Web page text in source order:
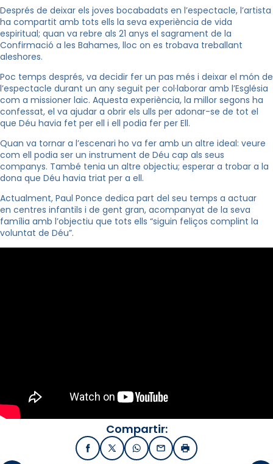
Després de deixar els joves bocabadats en l’espectacle, l’artista
ha compartit amb tots ells la seva experiència de vida
espiritual; quan va rebre als 21 anys el sagrament de la
Confirmació a les Bahames, lloc on es trobava treballant
aleshores.
Poc temps després, va decidir fer un pas més i deixar el món de
l’espectacle durant un any seguit per col·laborar amb l’Església
com a missioner laic. Aquesta experiència, la millor segons ha
confessat, el va ajudar a obrir els ulls per adonar-se de tot el
que Déu havia fet per ell i ell podia fer per Ell.
Quan va tornar a l’escenari ho va fer amb un altre ideal: veure
com ell podia ser un instrument de Déu cap als seus
companys. També tenia un altre objectiu; esperar a trobar a la
dona que Déu havia triat per a ell.
Actualment, Paul Ponce dedica part del seu temps a actuar
en centres infantils i de gent gran, acompanyat de la seva
família amb l’objectiu que tots ells “siguin feliços complint la
voluntat de Déu”.
Compartir:
FacebookX / TwitterWhatsApp
EmailImprimir